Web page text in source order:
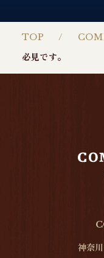
TOP
必見です。
神奈